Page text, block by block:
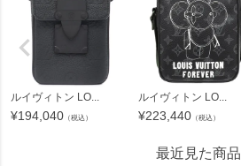
ルイヴィトン LO...
¥194,040 （税込）
ルイヴィトン LO...
¥223,440 （税込）
最近見た商品